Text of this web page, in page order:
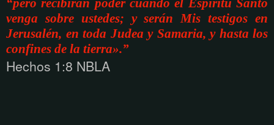
“pero recibirán poder cuando el Espíritu Santo
venga sobre ustedes; y serán Mis testigos en
Jerusalén, en toda Judea y Samaria, y hasta los
confines de la tierra».”
Hechos 1:8 NBLA